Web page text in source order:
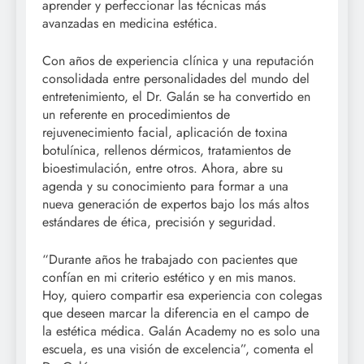
aprender y perfeccionar las técnicas más
avanzadas en medicina estética.
Con años de experiencia clínica y una reputación
consolidada entre personalidades del mundo del
entretenimiento, el Dr. Galán se ha convertido en
un referente en procedimientos de
rejuvenecimiento facial, aplicación de toxina
botulínica, rellenos dérmicos, tratamientos de
bioestimulación, entre otros. Ahora, abre su
agenda y su conocimiento para formar a una
nueva generación de expertos bajo los más altos
estándares de ética, precisión y seguridad.
“Durante años he trabajado con pacientes que
confían en mi criterio estético y en mis manos.
Hoy, quiero compartir esa experiencia con colegas
que deseen marcar la diferencia en el campo de
la estética médica. Galán Academy no es solo una
escuela, es una visión de excelencia”, comenta el